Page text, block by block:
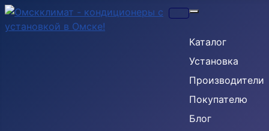
Каталог
Установка
Производители
Покупателю
Блог